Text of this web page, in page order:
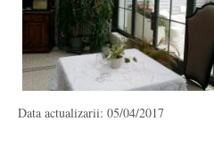
Data actualizarii: 05/04/2017